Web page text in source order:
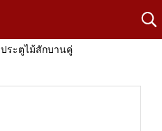
ประตูไม้สักบานคู่